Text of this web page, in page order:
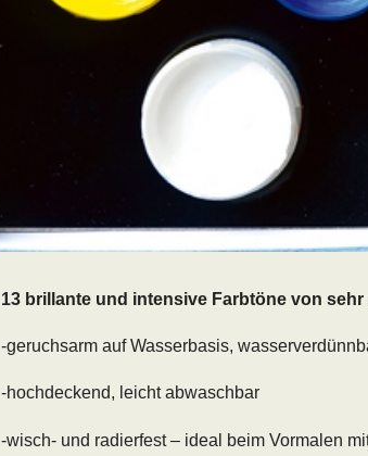
13 brillante und intensive Farbtöne von
-geruchsarm auf Wasserbasis,
-hochdeckend, leicht abwaschbar
-wisch- und radierfest – ideal beim Vormalen